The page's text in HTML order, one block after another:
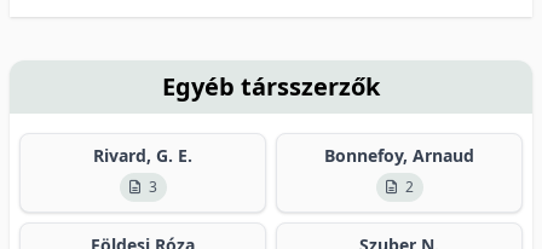
Egyéb társszerzők
Rivard, G. E.
3
Bonnefoy, Arnaud
2
Földesi Róza Szuber N.